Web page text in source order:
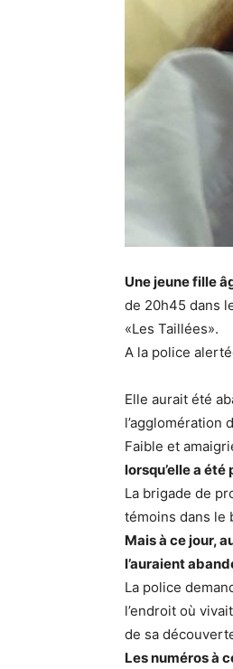
Une jeune fille
de 20h45 dans
«Les Taillées».
A la police
Elle aurait été
l’agglomération
Faible et
lorsqu’elle a
La brigade de
témoins dans le
Mais à ce jour,
l’auraient
La police
l’endroit où
de sa
Les numéros à